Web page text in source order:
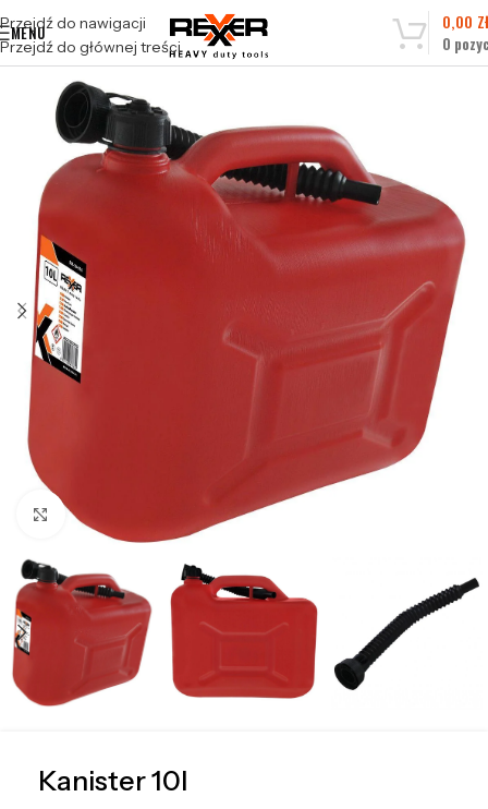
Przejdź do nawigacji
Przejdź do głównej treści
MENU
0
0,00
Kliknij, aby powiększyć
Kanister 10l